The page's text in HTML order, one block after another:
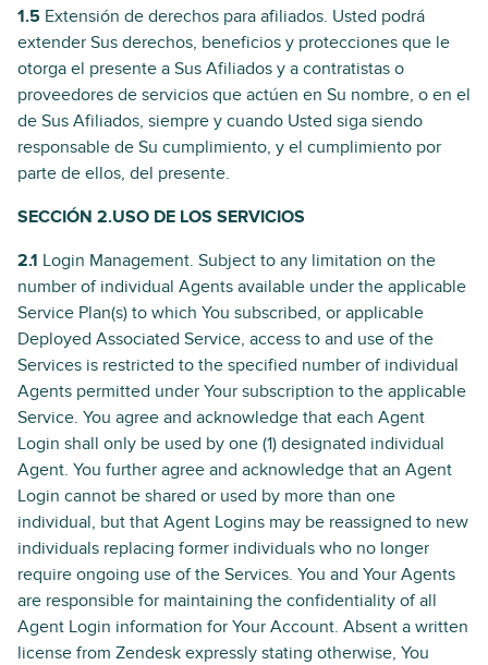
1.5 Extensión de derechos para afiliados. Usted podrá
extender Sus derechos, beneficios y protecciones que le
otorga el presente a Sus Afiliados y a contratistas o
proveedores de servicios que actúen en Su nombre, o en el
de Sus Afiliados, siempre y cuando Usted siga siendo
responsable de Su cumplimiento, y el cumplimiento por
parte de ellos, del presente.
SECCIÓN 2.USO DE LOS SERVICIOS
2.1 Login Management. Subject to any limitation on the
number of individual Agents available under the applicable
Service Plan(s) to which You subscribed, or applicable
Deployed Associated Service, access to and use of the
Services is restricted to the specified number of individual
Agents permitted under Your subscription to the applicable
Service. You agree and acknowledge that each Agent
Login shall only be used by one (1) designated individual
Agent. You further agree and acknowledge that an Agent
Login cannot be shared or used by more than one
individual, but that Agent Logins may be reassigned to new
individuals replacing former individuals who no longer
require ongoing use of the Services. You and Your Agents
are responsible for maintaining the confidentiality of all
Agent Login information for Your Account. Absent a written
license from Zendesk expressly stating otherwise, You